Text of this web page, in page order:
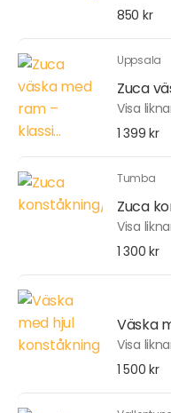
850 kr
Uppsala
Zuca
Visa
1 399 kr
Tumba
Zuca
Visa
1 300 kr
Väska
Visa
1 500 kr